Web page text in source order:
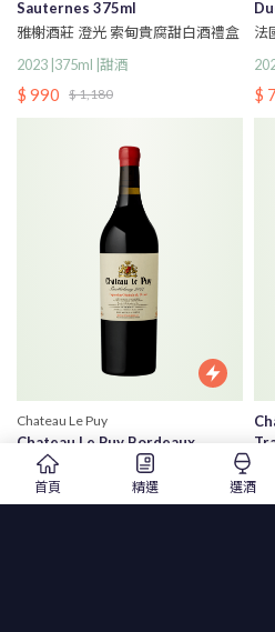
Sauternes 375ml
雅榭酒莊 澄光 索甸貴腐甜白酒禮盒
375ml
2023 |375ml |甜酒
$ 990 $ 1,180
法
$
Chateau Le Puy
Chateau Le Puy Bordeaux
Barthelemy
樂譜酒莊 巴特美紅酒
版
首頁 精選 選酒